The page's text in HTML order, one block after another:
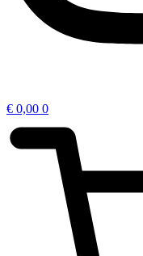
€ 0,00 0